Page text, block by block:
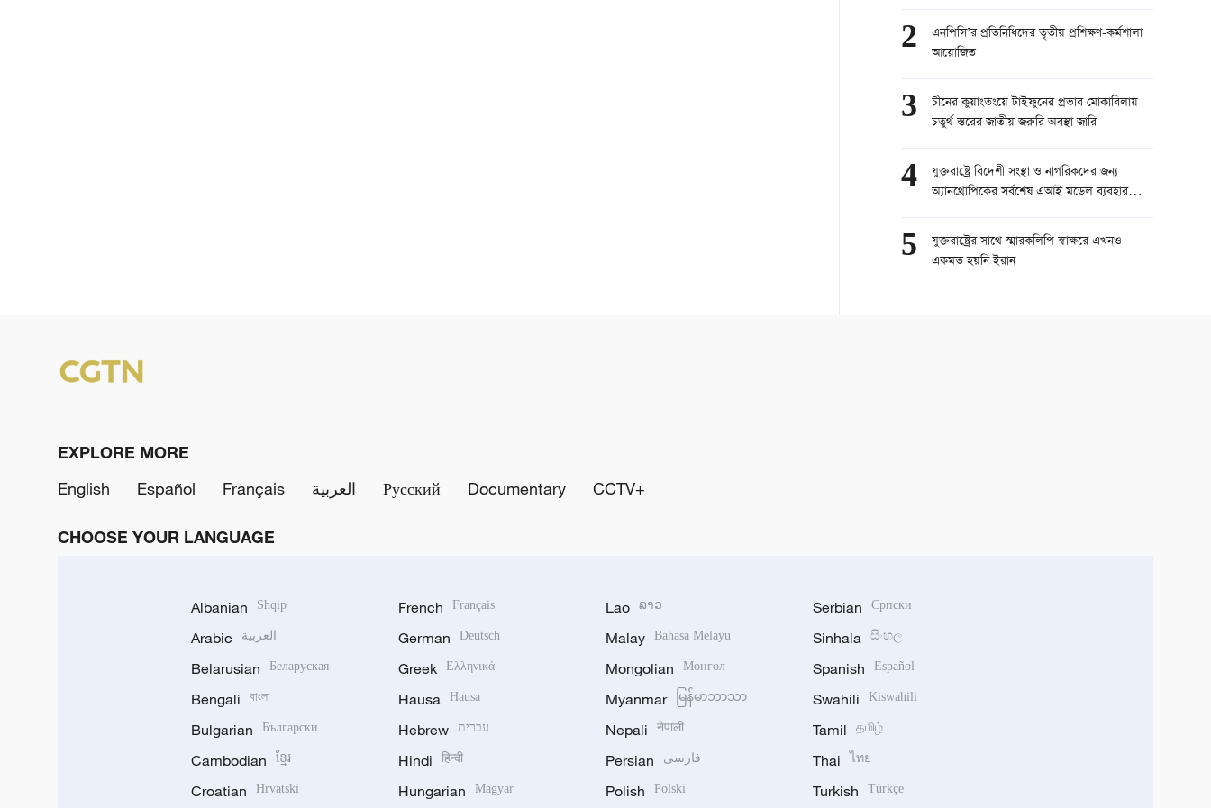
2
এনপিসি’র প্রতিনিধিদের তৃতীয় প্রশিক্ষণ-কর্মশালা
আয়োজিত
3
চীনের কুয়াংতংয়ে টাইফুনের প্রভাব মোকাবিলায়
চতুর্থ স্তরের জাতীয় জরুরি অবস্থা জারি
4
যুক্তরাষ্ট্রে বিদেশী সংস্থা ও নাগরিকদের জন্য
অ্যানথ্রোপিকের সর্বশেষ এআই মডেল ব্যবহার
5
যুক্তরাষ্ট্রের সাথে স্মারকলিপি স্বাক্ষরে এখনও
একমত হয়নি ইরান
EXPLORE MORE
English
Español Français العربية Русский Documentary CCTV+
CHOOSE YOUR LANGUAGE
Albanian Shqip
Arabic العربية
Belarusian Беларуская
Bengali বাংলা
Bulgarian Български
Cambodian ខ្មែរ
Croatian Hrvatski
French Français
German Deutsch
Greek Ελληνικά
Hausa Hausa
Hebrew עברית
Hindi हिन्दी
Hungarian Magyar
Lao ລາວ
Malay Bahasa Melayu
Mongolian Монгол
Myanmar မြန်မာဘာသာ
Nepali नेपाली
Persian فارسی
Polish Polski
Serbian Српски
Sinhala සිංහල
Spanish Español
Swahili Kiswahili
Tamil தமிழ்
Thai ไทย
Turkish Türkçe